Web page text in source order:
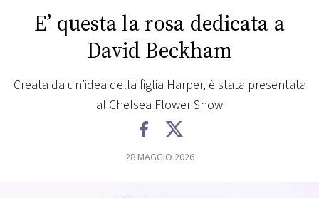
RADIO
E’ questa la rosa dedicata a
David Beckham
Creata da un’idea della figlia Harper, è stata presentata
al Chelsea Flower Show
28 MAGGIO 2026